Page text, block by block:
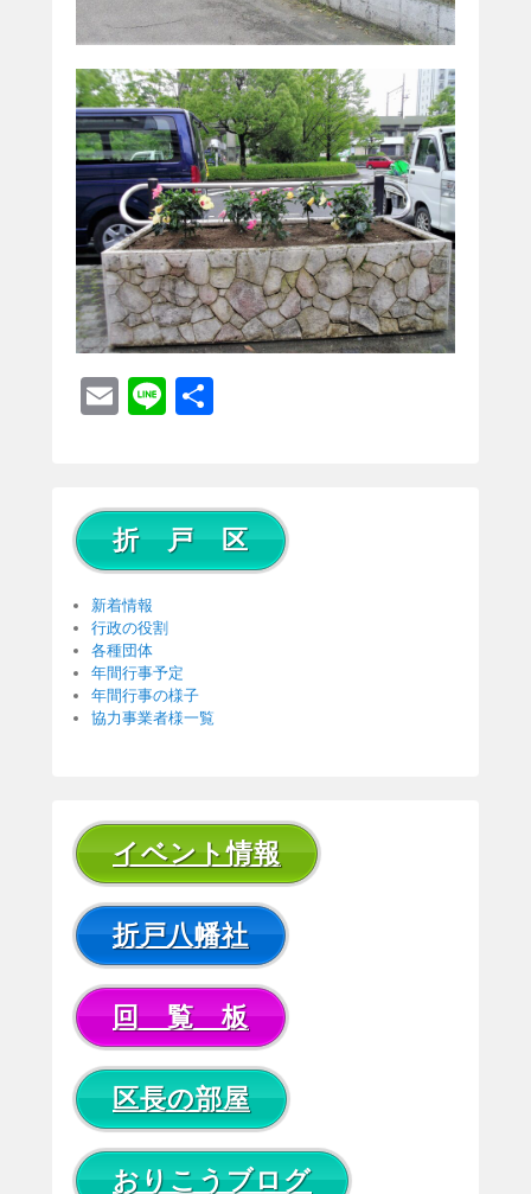
E
Li
折 戸 区
新着情報
行政の役割
各種団体
年間行事予定
年間行事の様子
協力事業者様一覧
イベント情報
折戸八幡社
回 覧 板
区長の部屋
おりこうブログ